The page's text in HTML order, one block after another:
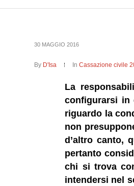
30 MAGGIO 2016
By D'Isa InCassazione civile
La
configurarsi in
riguardo la
non
d’altro canto,
pertanto
chi si trova
intendersi nel